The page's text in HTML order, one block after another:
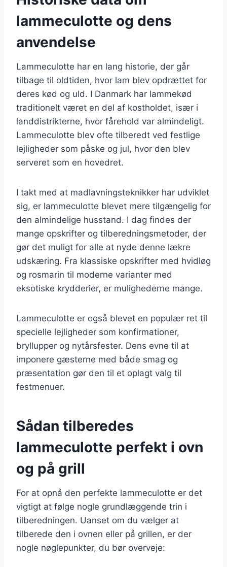
lammeculotte og dens
anvendelse
Lammeculotte har en lang historie, der går
tilbage til oldtiden, hvor lam blev opdrættet for
deres kød og uld. I Danmark har lammekød
traditionelt været en del af kostholdet, især i
landdistrikterne, hvor fårehold var almindeligt.
Lammeculotte blev ofte tilberedt ved festlige
lejligheder som påske og jul, hvor den blev
serveret som en hovedret.
I takt med at madlavningsteknikker har udviklet
sig, er lammeculotte blevet mere tilgængelig for
den almindelige husstand. I dag findes der
mange opskrifter og tilberedningsmetoder, der
gør det muligt for alle at nyde denne lækre
udskæring. Fra klassiske opskrifter med hvidløg
og rosmarin til moderne varianter med
eksotiske krydderier, er mulighederne mange.
Lammeculotte er også blevet en populær ret til
specielle lejligheder som konfirmationer,
bryllupper og nytårsfester. Dens evne til at
imponere gæsterne med både smag og
præsentation gør den til et oplagt valg til
festmenuer.
Sådan tilberedes
lammeculotte perfekt i ovn
og på grill
For at opnå den perfekte lammeculotte er det
vigtigt at følge nogle grundlæggende trin i
tilberedningen. Uanset om du vælger at
tilberede den i ovnen eller på grillen, er der
nogle nøglepunkter, du bør overveje: